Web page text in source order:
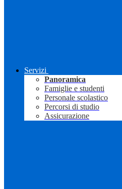
Servizi
Panoramica
Famiglie e studenti
Personale scolastico
Percorsi di studio
Assicurazione